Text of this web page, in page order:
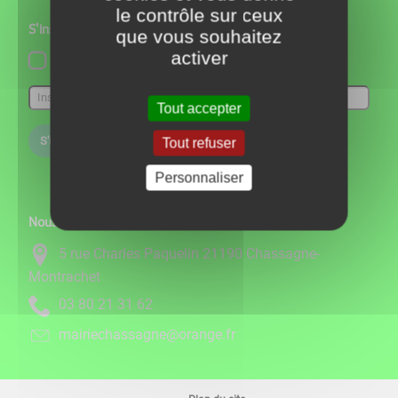
S'inscrire à notre newsletter
Lettre d'information par défaut
S'inscrire
Nous contacter
5 rue Charles Paquelin 21190 Chassagne-
Montrachet
26 13 12 08 30
rf.egnaro@engassahceiriam
le contrôle sur ceux
que vous souhaitez
activer
Tout accepter
Tout refuser
Personnaliser